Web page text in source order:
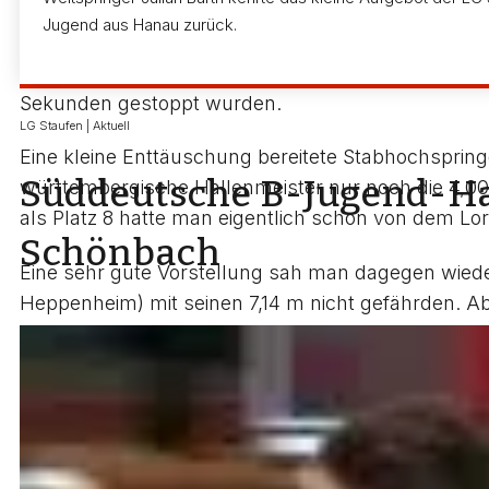
Jugend aus Hanau zurück.
LG Staufen | Aktuell
Süddeutsche B-Jugend-
Schönbach
womit er erneut die A-Jugend-Hallen-DM-Norm
zehn Meter vor dem Ziel riss er die Arme in Bolt-
um vier Hundertstel und distanzierte den Bayern
Sekunden gestoppt wurden.
Eine kleine Enttäuschung bereitete
württembergische Hallenmeister nur noch die
als Platz 8 hatte man eigentlich schon von dem
Eine sehr gute Vorstellung sah man dagegen
Heppenheim) mit seinen 7,14 m nicht gefährden.
Zentimeter. Eine ausgezeichnete Serie hatte
schließlich Rang 3 belegte.
Überhaupt nicht wollte es jedoch im Weitsprung
Landung mit der Hand nach hinten, so dass nur
1,60 m begann die Bettringerin. Die 1,65 m